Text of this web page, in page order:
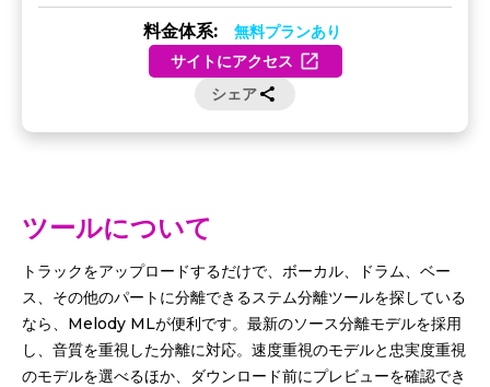
料金体系: 無料プランあり
サイトにアクセス
シェア
ツールについて
トラックをアップロードするだけで、ボーカル、ドラム、ベー
ス、その他のパートに分離できるステム分離ツールを探している
なら、Melody MLが便利です。最新のソース分離モデルを採用
し、音質を重視した分離に対応。速度重視のモデルと忠実度重視
のモデルを選べるほか、ダウンロード前にプレビューを確認でき